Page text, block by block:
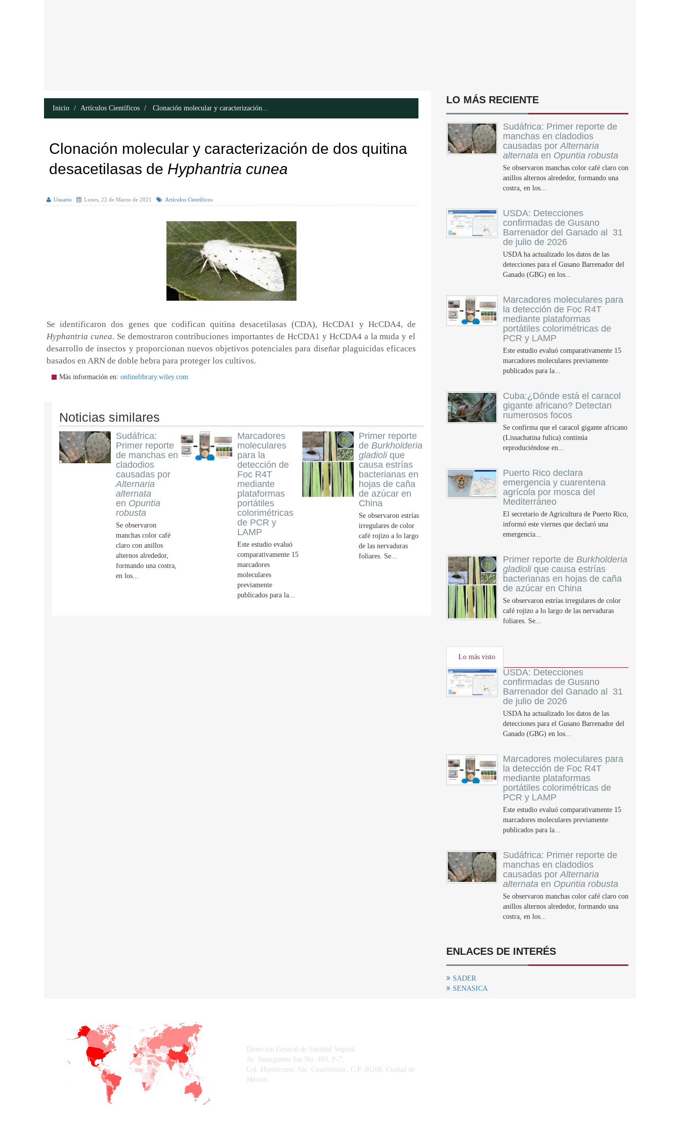
Inicio Artículos Científicos Clonación molecular y caracterización...
Clonación molecular y caracterización de dos quitina
desacetilasas de Hyphantria cunea
Usuario Lunes, 22 de Marzo de 2021 Artículos Científicos
Se identificaron dos genes que codifican quitina desacetilasas (CDA), HcCDA1 y HcCDA4, de
Hyphantria cunea. Se demostraron contribuciones importantes de HcCDA1 y HcCDA4 a la muda y el
desarrollo de insectos y proporcionan nuevos objetivos potenciales para diseñar plaguicidas eficaces
basados en ARN de doble hebra para proteger los cultivos.
Más información en: onlinelibrary.wiley.com
Noticias similares
Sudáfrica:
Primer reporte
de manchas en
cladodios
causadas por
Alternaria
alternata
en Opuntia
robusta
Se observaron
manchas color café
claro con anillos
alternos alrededor,
formando una costra,
en los...
Marcadores
moleculares
para la
detección de
Foc R4T
mediante
plataformas
portátiles
colorimétricas
de PCR y
LAMP
Este estudio evaluó
comparativamente 15
marcadores
moleculares
previamente
publicados para la...
Primer reporte
de Burkholderia
gladiolique
causa estrías
bacterianas en
hojas de caña
de azúcar en
China
Se observaron estrías
irregulares de color
café rojizo a lo largo
de las nervaduras
foliares. Se...
LO MÁS RECIENTE
Sudáfrica: Primer reporte de
manchas en cladodios
causadas porAlternaria
alternata en Opuntia robusta
Se observaron manchas color café claro con
anillos alternos alrededor, formando una
costra, en los...
USDA: Detecciones
confirmadas de Gusano
Barrenador del Ganado al 31
de julio de 2026
USDA ha actualizado los datos de las
detecciones para el Gusano Barrenador del
Ganado (GBG) en los...
Marcadores moleculares para
la detección de Foc R4T
mediante plataformas
portátiles colorimétricas de
PCR y LAMP
Este estudio evaluó comparativamente 15
marcadores moleculares previamente
publicados para la...
Cuba:¿Dónde está el caracol
gigante africano? Detectan
numerosos focos
Se confirma que el caracol gigante africano
(Lissachatina fulica) continúa
reproduciéndose en...
Puerto Rico declara
emergencia y cuarentena
agrícola por mosca del
Mediterráneo
El secretario de Agricultura de Puerto Rico,
informó este viernes que declaró una
emergencia...
Primer reporte de Burkholderia
gladiolique causa estrías
bacterianas en hojas de caña
de azúcar en China
Se observaron estrías irregulares de color
café rojizo a lo largo de las nervaduras
foliares. Se...
Lo más visto
USDA: Detecciones
confirmadas de Gusano
Barrenador del Ganado al 31
de julio de 2026
USDA ha actualizado los datos de las
detecciones para el Gusano Barrenador del
Ganado (GBG) en los...
Marcadores moleculares para
la detección de Foc R4T
mediante plataformas
portátiles colorimétricas de
PCR y LAMP
Este estudio evaluó comparativamente 15
marcadores moleculares previamente
publicados para la...
Sudáfrica: Primer reporte de
manchas en cladodios
causadas porAlternaria
alternata en Opuntia robusta
Se observaron manchas color café claro con
anillos alternos alrededor, formando una
costra, en los...
ENLACES DE INTERÉS
SADER
SENASICA
Dirección General de Sanidad Vegetal.
Av. Insurgentes Sur No. 489, P-7,
Col. Hipódromo, Alc. Cuauhtémoc, C.P. 06100, Ciudad de
México